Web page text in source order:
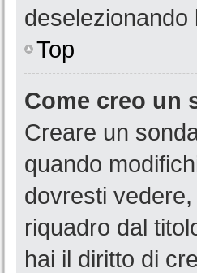
deselezionando
Top
Come creo un
Creare un
quando
dovresti
riquadro dal
hai il diritto di